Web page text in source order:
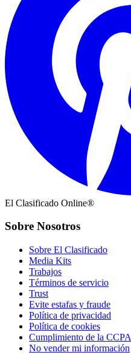
El Clasificado Online®
Sobre Nosotros
Sobre El Clasificado
Media Kits
Trabajos
Términos de servicio
Trust
Evite estafas y fraude
Política de privacidad
Política de cookies
Cumplimiento de la CCPA
No vender mi información